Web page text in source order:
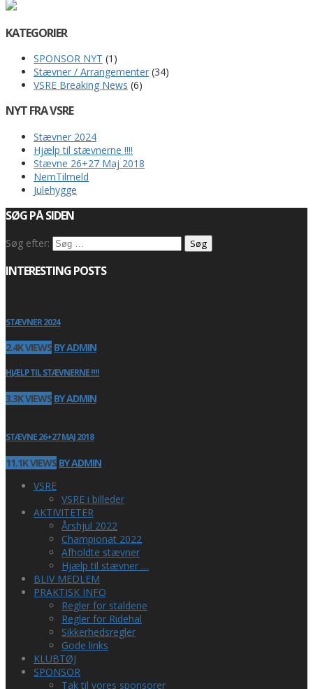
KATEGORIER
SPONSOR NYT (1)
Stævner / Arrangementer (34)
VSRE Breaking News (6)
NYT FRA VSRE
Stævner 2024
Hjælp til stævnerne !!!!
Stævne 26+27 Maj 2018
NemTilmeld
Julehygge
SØG PÅ SIDEN
Søg efter:
INTERESTING POSTS
STÆVNER 2024
2.4K VIEWS BY ADMIN
HJÆLP TIL STÆVNERNE !!!!
3.3K VIEWS BY ADMIN
STÆVNE 26+27 MAJ 2018
11.1K VIEWS BY ADMIN
VSRE
VSRE i billeder
AKTIVITETER
Årshjul 2022
Championat 2022
Afholdte stævner
Hjælp til stævner …
BLIV MEDLEM
PRAKTISK INFO
Regler for staldene
Regler for Ridehal
Sikkerhedsregler
Gode links
KLUBTØJ
SPONSOR
Tak til vores sponsorer